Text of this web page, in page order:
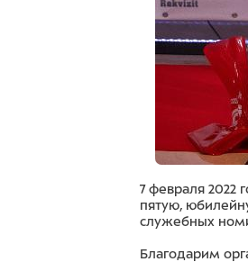
7 февраля 2022
пятую,
служебных
Благодарим